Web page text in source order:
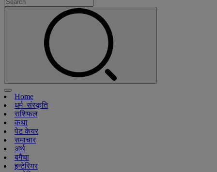
Home
धर्म–संस्कृति
राशिफल
कथा
पेट केयर
समाचार
अर्थ
बगैचा
इन्टेरियर